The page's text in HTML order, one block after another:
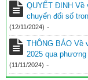
QUYẾT ĐỊNH Về
chuyển đổi số
(12/11/2024) -
THÔNG BÁO Về
2025 qua
(11/11/2024) -